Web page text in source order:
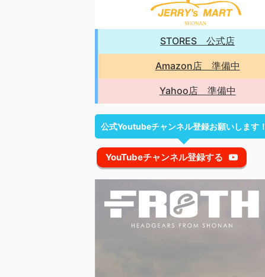
STORES 公式店
Amazon店 準備中
Yahoo店 準備中
公式Youtubeチャンネル登録お願いします！
YouTubeチャンネル登録する